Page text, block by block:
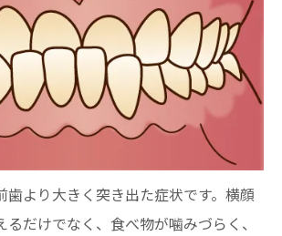
歯より大きく突き出た症状です。横顔
だけでなく、食べ物が噛みづらく、